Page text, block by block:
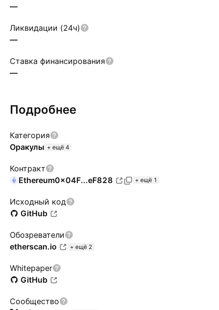
—
Ликвидации (24ч)
—
Ставка финансирования
—
Подробнее
Категория
Оракулы + ещё 4
Контракт
Ethereum0x04F...eF828 + ещё 1
Исходный код
GitHub
Обозреватели
etherscan.io
+ ещё 2
Whitepaper
GitHub
Сообщество